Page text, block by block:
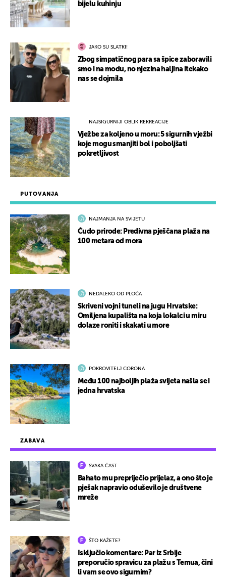
ZABAVA
SVAKA ČAST
Bahato mu prepriječio prijelaz, a ono što je
pješak napravio oduševilo je društvene
mreže
ŠTO KAŽETE?
Isključio komentare: Par iz Srbije
preporučio spravicu za plažu s Temua, čini
li vam se ovo sigurnim?
PUTOVANJA
NAJMANJA NA SVIJETU
Čudo prirode: Predivna pješčana plaža na
100 metara od mora
NEDALEKO OD PLOČA
Skriveni vojni tuneli na jugu Hrvatske:
Omiljena kupališta na koja lokalci u miru
dolaze roniti i skakati u more
POKROVITELJ CORONA
Među 100 najboljih plaža svijeta našla se i
jedna hrvatska
bijelu kuhinju
JAKO SU SLATKI!
Zbog simpatičnog para sa špice zaboravili
smo i na modu, no njezina haljina itekako
nas se dojmila
NAJSIGURNIJI OBLIK REKREACIJE
Vježbe za koljeno u moru: 5 sigurnih vježbi
koje mogu smanjiti bol i poboljšati
pokretljivost